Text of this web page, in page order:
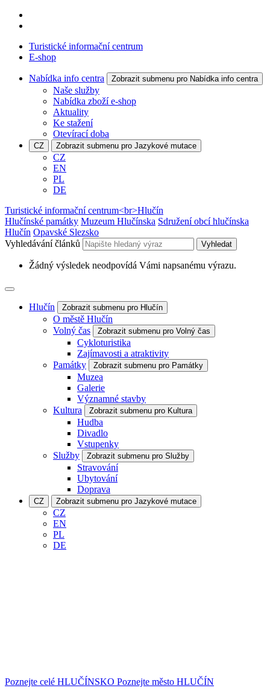
Turistické informační centrum
E-shop
Nabídka info centra Zobrazit submenu pro Nabídka info centra
Naše služby
Nabídka zboží e-shop
Aktuality
Ke stažení
Otevírací doba
CZ Zobrazit submenu pro Jazykové mutace
CZ
EN
PL
DE
Turistické informační centrum<br>Hlučín
Hlučínské památky Muzeum Hlučínska Sdružení obcí hlučínska
Hlučín Opavské Slezsko
Vyhledávání článků
Vyhledat
Žádný výsledek neodpovídá Vámi napsanému výrazu.
Hlučín Zobrazit submenu pro Hlučín
O městě Hlučín
Volný čas
Zobrazit submenu pro Volný čas
Cykloturistika
Zajímavosti a atraktivity
Památky
Zobrazit submenu pro Památky
Muzea
Galerie
Významné stavby
Kultura
Zobrazit submenu pro Kultura
Hudba
Divadlo
Vstupenky
Služby
Zobrazit submenu pro Služby
Stravování
Ubytování
Doprava
CZ Zobrazit submenu pro Jazykové mutace
CZ
EN
PL
DE
Poznejte celé HLUČÍNSKO Poznejte město HLUČÍN